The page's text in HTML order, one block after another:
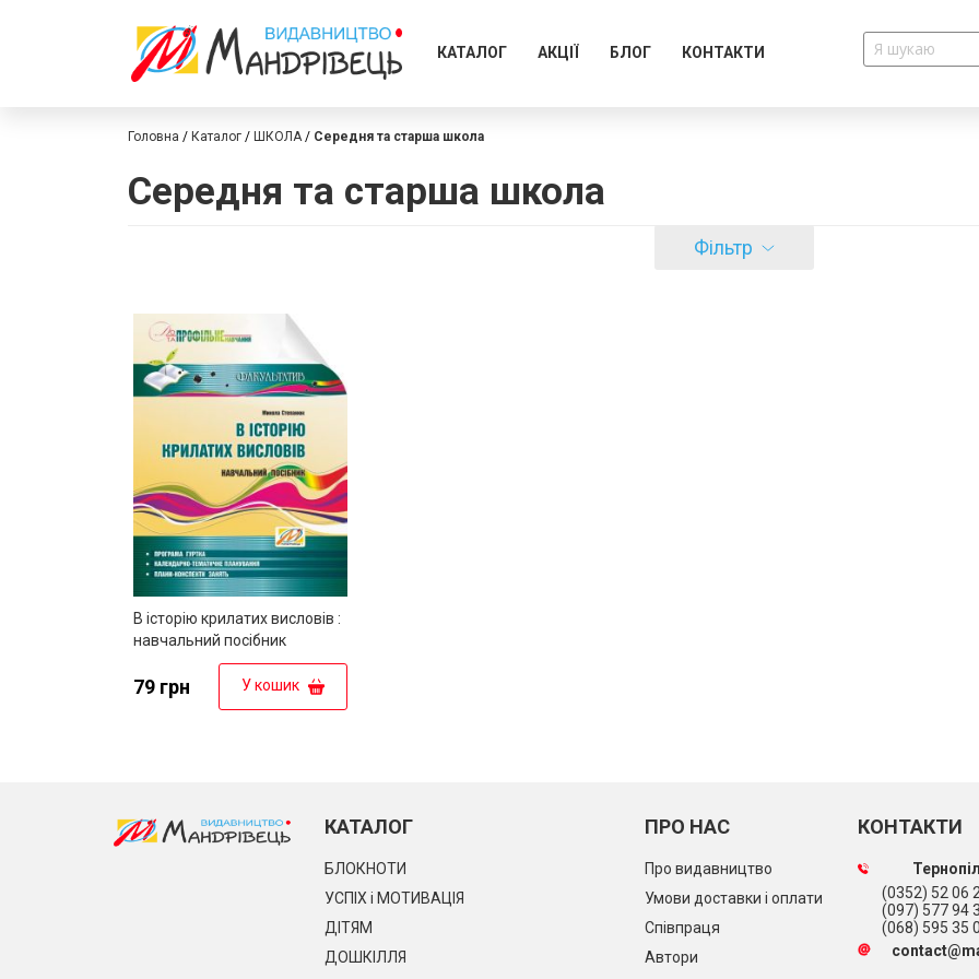
КАТАЛОГ АКЦІЇ БЛОГ КОНТАКТИ
Головна Каталог ШКОЛА Середня та старша школа
Середня та старша школа
Фільтр
В історію крилатих висловів :
навчальний посібник
79 грн У кошик
КАТАЛОГ
БЛОКНОТИ
УСПІХ і МОТИВАЦІЯ
ДІТЯМ
ДОШКІЛЛЯ
ПРО НАС
Про видавництво
Умови доставки і оплати
Співпраця
Автори
КОНТАКТИ
(0352) 52 06
(097) 577 94
(068) 595 35